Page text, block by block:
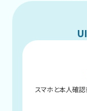
スマホと本人確認